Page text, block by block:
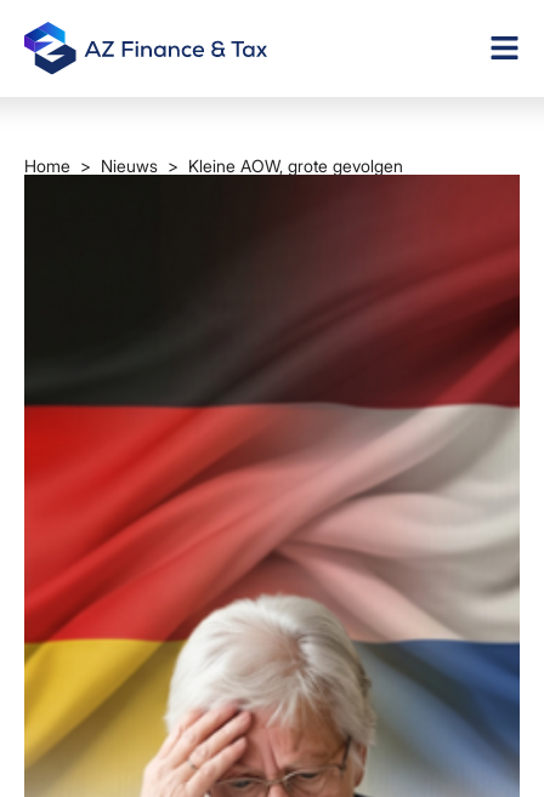
Home > Nieuws > Kleine AOW, grote gevolgen